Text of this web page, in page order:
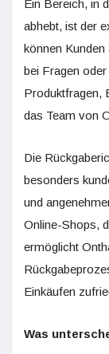
Ein Bereich, in
abhebt, ist der
können
bei Fragen
Produktfragen,
das Team von
Die
besonders
und
Online-Shops,
ermöglicht
Einkäufen
Was